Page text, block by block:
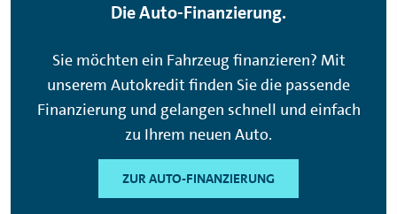
Die Auto-Finanzierung.
Sie möchten ein Fahrzeug finanzieren? Mit
unserem Autokredit finden Sie die passende
Finanzierung und gelangen schnell und einfach
zu Ihrem neuen Auto.
ZUR AUTO-FINANZIERUNG